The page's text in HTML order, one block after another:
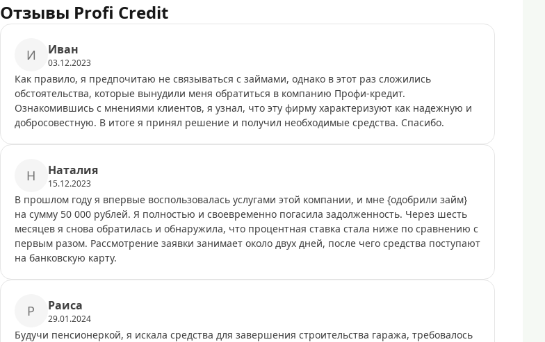
Отзывы Profi Credit
И Иван
03.12.2023
Как правило, я предпочитаю не связываться с займами, однако в этот раз сложились
обстоятельства, которые вынудили меня обратиться в компанию Профи-кредит.
Ознакомившись с мнениями клиентов, я узнал, что эту фирму характеризуют как надежную и
добросовестную. В итоге я принял решение и получил необходимые средства. Спасибо.
Н Наталия
15.12.2023
В прошлом году я впервые воспользовалась услугами этой компании, и мне {одобрили займ}
на сумму 50 000 рублей. Я полностью и своевременно погасила задолженность. Через шесть
месяцев я снова обратилась и обнаружила, что процентная ставка стала ниже по сравнению с
первым разом. Рассмотрение заявки занимает около двух дней, после чего средства поступают
на банковскую карту.
Р Раиса
29.01.2024
Будучи пенсионеркой, я искала средства для завершения строительства гаража, требовалось